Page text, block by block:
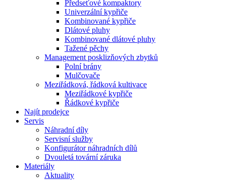
Předseťové kompaktory
Univerzální kypřiče
Kombinované kypřiče
Dlátové pluhy
Kombinované dlátové pluhy
Tažené pěchy
Management posklizňových zbytků
Polní brány
Mulčovače
Meziřádková, řádková kultivace
Meziřádkové kypřiče
Řádkové kypřiče
Najít prodejce
Servis
Náhradní díly
Servisní služby
Konfigurátor náhradních dílů
Dvouletá tovární záruka
Materiály
Aktuality